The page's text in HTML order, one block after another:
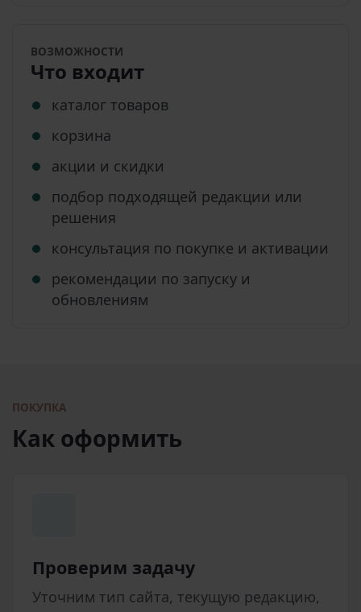
ВОЗМОЖНОСТИ
Что входит
каталог товаров
корзина
акции и скидки
подбор подходящей редакции или
решения
консультация по покупке и активации
рекомендации по запуску и
обновлениям
ПОКУПКА
Как оформить
Проверим задачу
Уточним тип сайта, текущую редакцию,